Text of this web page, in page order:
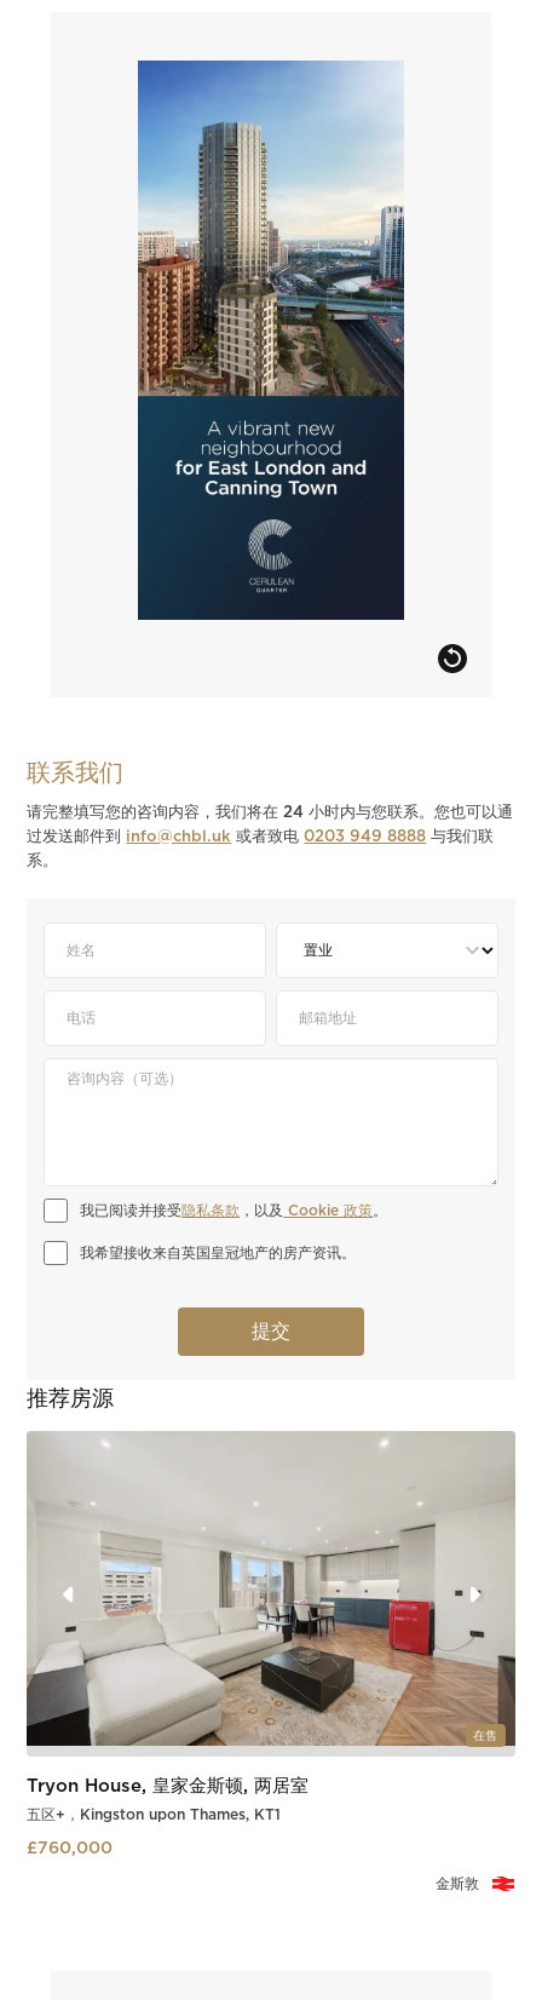
联系我们
请完整填写您的咨询内容，我们将在 24 小时内与您联系。您也可以通
过发送邮件到 info@chbl.uk 或者致电0203 949 8888 与我们联
系。
我已阅读并接受隐私条款 ，以及 Cookie 政策。
我希望接收来自英国皇冠地产的房产资讯。
推荐房源
在售
Tryon House, 皇家金斯顿, 两居室
五区+，Kingston upon Thames, KT1
£760,000
金斯敦